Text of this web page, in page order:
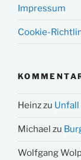
Impressum
Cookie-
Heinzzu
Michael zu
Wolfgang